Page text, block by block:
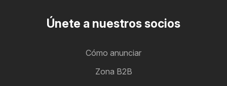
Únete a nuestros socios
Cómo anunciar
Zona B2B